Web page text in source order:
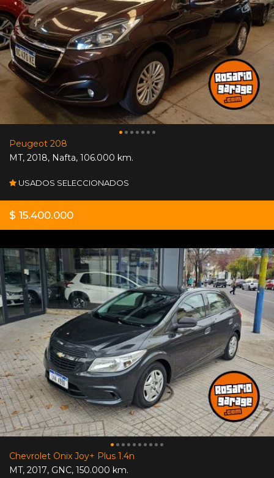
Peugeot 208
MT, 2018, Nafta, 106.000 km.
USADOS SELECCIONADOS
$ 15.400.000
Chevrolet Onix Joy+ Plus 1.4n
MT, 2017, GNC, 150.000 km.